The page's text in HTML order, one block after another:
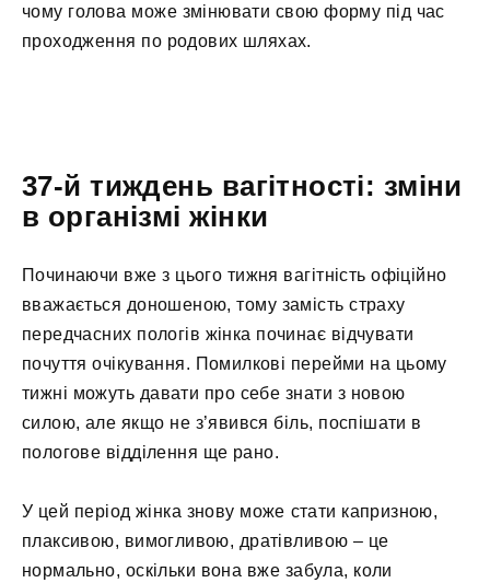
чому голова може змінювати свою форму під час
проходження по родових шляхах.
37-й тиждень вагітності: зміни
в організмі жінки
Починаючи вже з цього тижня вагітність офіційно
вважається доношеною, тому замість страху
передчасних пологів жінка починає відчувати
почуття очікування. Помилкові перейми на цьому
тижні можуть давати про себе знати з новою
силою, але якщо не з’явився біль, поспішати в
пологове відділення ще рано.
У цей період жінка знову може стати капризною,
плаксивою, вимогливою, дратівливою – це
нормально, оскільки вона вже забула, коли